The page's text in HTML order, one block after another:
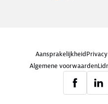
Aansprakelijkheid
Algemene voorwaarden